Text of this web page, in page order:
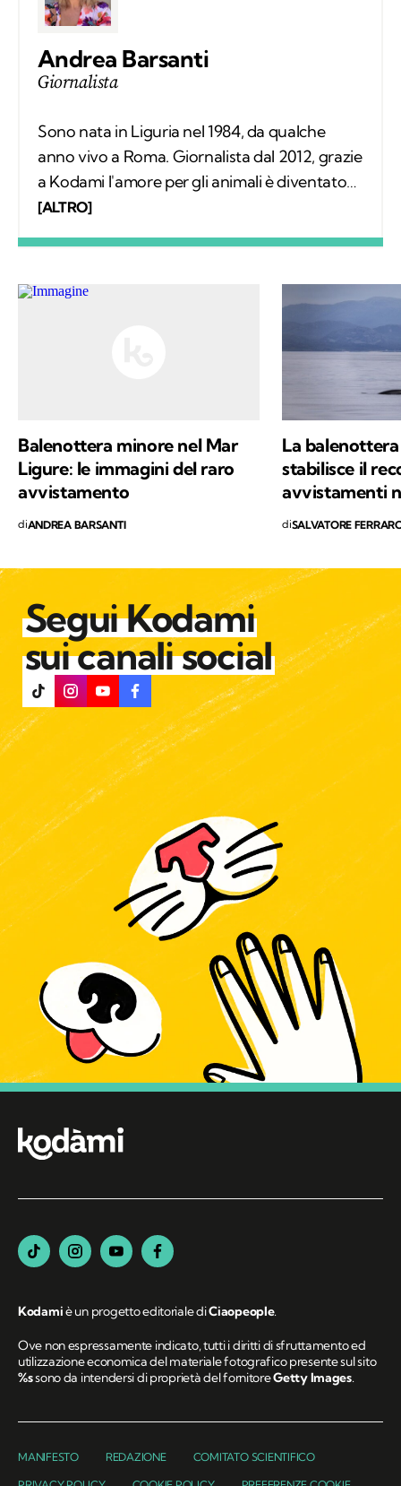
Andrea Barsanti
Giornalista
Sono nata in Liguria nel 1984, da qualche
anno vivo a Roma. Giornalista dal 2012, grazie
a Kodami l'amore per gli animali è diventato
un lavoro attraverso cui provo a fare la
libero tanti libri, qualche viaggio e una
continua scoperta di ciò che mi circonda.
[ALTRO]
Balenottera minore nel Mar
Ligure: le immagini del raro
avvistamento
diANDREA BARSANTI
La
stabilisce il
avvistamenti
diSALVATORE
Segui Kodami
sui canali social
Kodamiè un progetto editoriale diCiaopeople.
Ove non espressamente indicato, tutti i diritti di sfruttamento ed
utilizzazione economica del materiale fotografico presente sul sito
%ssono da intendersi di proprietà del fornitoreGetty Images.
MANIFESTO REDAZIONE COMITATO SCIENTIFICO